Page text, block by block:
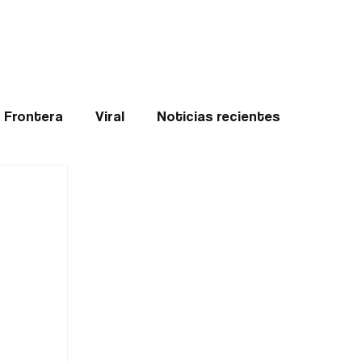
Frontera Viral Noticias recientes